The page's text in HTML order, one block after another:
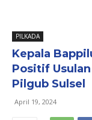
PILKADA
Kepala
Positif
Pilgub Sulsel
April 19, 2024